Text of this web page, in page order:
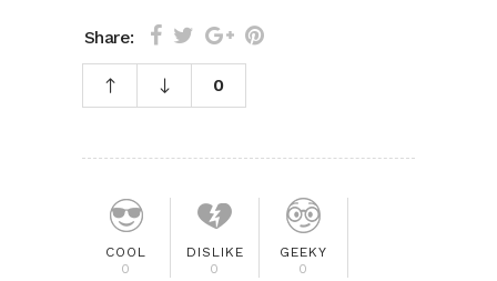
Share:
0
COOL
0
DISLIKE
0
GEEKY
0